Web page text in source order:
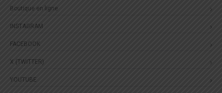
Boutique en ligne
INSTAGRAM
FACEBOOK
X (TWITTER)
YOUTUBE